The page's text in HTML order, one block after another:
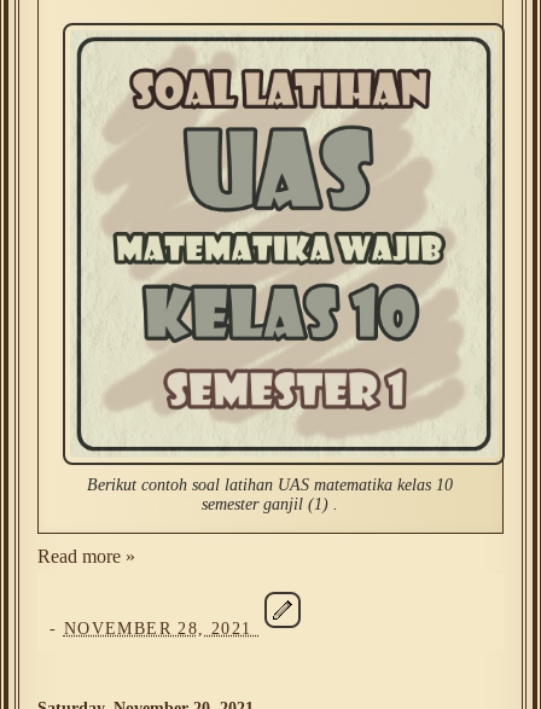
Berikut contoh soal latihan UAS matematika kelas 10
semester ganjil (1) .
Read more »
- NOVEMBER 28, 2021